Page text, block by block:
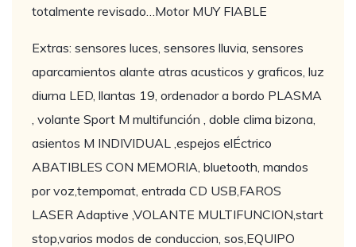
totalmente revisado…Motor MUY FIABLE
Extras: sensores luces, sensores lluvia, sensores
aparcamientos alante atras acusticos y graficos, luz
diurna LED, llantas 19, ordenador a bordo PLASMA
, volante Sport M multifunción , doble clima bizona,
asientos M INDIVIDUAL ,espejos elÉctrico
ABATIBLES CON MEMORIA, bluetooth, mandos
por voz,tempomat, entrada CD USB,FAROS
LASER Adaptive ,VOLANTE MULTIFUNCION,start
stop,varios modos de conduccion, sos,EQUIPO